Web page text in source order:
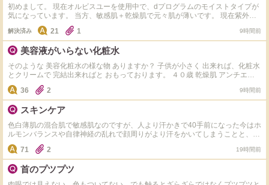
初めまして。 現在オルビスユーを使用中で、dプログラムのモイストタイプが
気になっています。 当方、敏感肌＋乾燥肌で元々肌が薄いです。 現在紫外線
の影響で肌表面のキメが乱れ透明感も低下中。 オルビスユーを使っていて大
きな不満はないのですが、若干てかりや表面のべたっとした感じが気になるか
なぁ。という感じです。 dプログラムはサンプルをいただき使用したところ、
オルビスユーに比べるとなんとなく肌がふっくらして、でもベタつかず潤って
る…かなぁ。という感想でした。 どちらも使ったことがあるという方がいた
ら、おすすめポイントなど教えていただけると嬉しいです。
解決済み 21 1 9時間前
美容液がいらない化粧水
そのような 美容化粧水の様な物 ありますか？ 子供が小さく 出来れば、化粧水
とクリームで 完結出来ればと おもっております。 ４０歳 乾燥肌 アンチエイ
36 2 9時間前
スキンケア
色白薄肌の混合肌で敏感肌なのですが、人より汗かきで40手前になった今はホ
ルモンバランスや自律神経の乱れで顔周りがより汗をかいてしまうことと、毎
日のエアコンで内側が乾いている感じがします。同じような方いましたらどの
ようなスキンケアをしているか教えて下さい。今はちふれの水色のパッケージ
の美白タイプの化粧水とヒト型セラミドのクリームでスキンケアしてます。か
なり敏感肌でキュレルやdプロやノブやミノンなど有名な敏感肌用のスキンケ
アは色々使ってみましたが肌荒れが起きてしまい合わなかった為なかなか新し
71 2 19時間前
首のプツプツ